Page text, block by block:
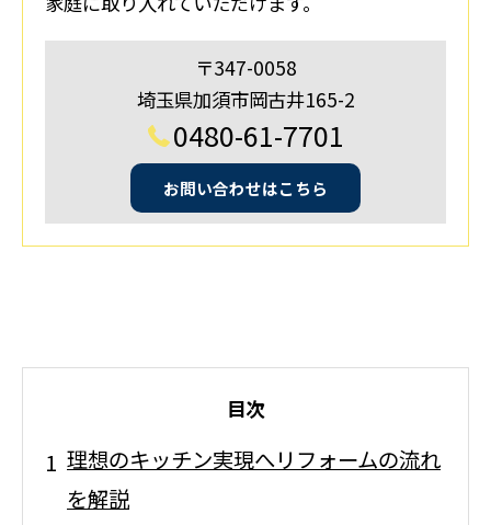
〒347-0058
埼玉県加須市岡古井165-2
0480-61-7701
お問い合わせはこちら
目次
理想のキッチン実現へリフォームの流れ
を解説